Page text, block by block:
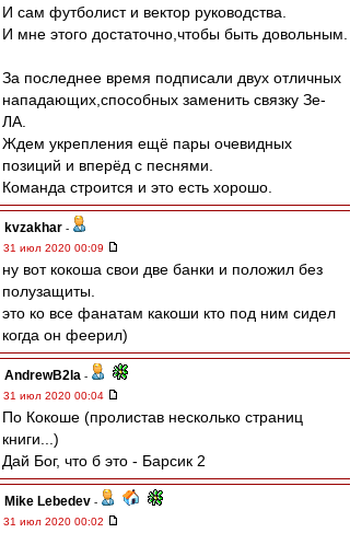
И сам футболист и вектор руководства.
И мне этого достаточно,чтобы быть довольным.
За последнее время подписали двух отличных
нападающих,способных заменить связку Зе-
ЛА.
Ждем укрепления ещё пары очевидных
позиций и вперёд с песнями.
Команда строится и это есть хорошо.
kvzakhar -
31 июл 2020 00:09
ну вот кокоша свои две банки и положил без
полузащиты.
это ко все фанатам какоши кто под ним сидел
когда он феерил)
AndrewB2la -
31 июл 2020 00:04
По Кокоше (пролистав несколько страниц
книги...)
Дай Бог, что б это - Барсик 2
Mike Lebedev -
31 июл 2020 00:02